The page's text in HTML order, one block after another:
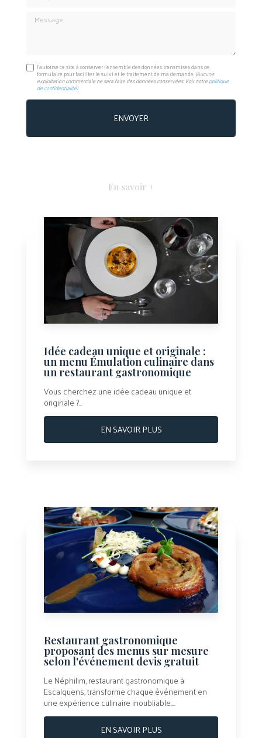
Message
J'autorise ce site à conserver l'ensemble des données transmises dans ce
formulaire pour faciliter le suivi et le traitement de ma demande.(Aucune
exploitation commerciale ne sera faite des données conservées. Voir notrepolitique
de confidentialité)
En savoir +
Idée cadeau unique et originale :
un menu Émulation culinaire dans
un restaurant gastronomique
Vous cherchez une idée cadeau unique et
originale ?...
EN SAVOIR PLUS
Restaurant gastronomique
proposant des menus sur mesure
selon l'événement devis gratuit
Le Néphilim, restaurant gastronomique à
Escalquens, transforme chaque événement en
une expérience culinaire inoubliable....
EN SAVOIR PLUS